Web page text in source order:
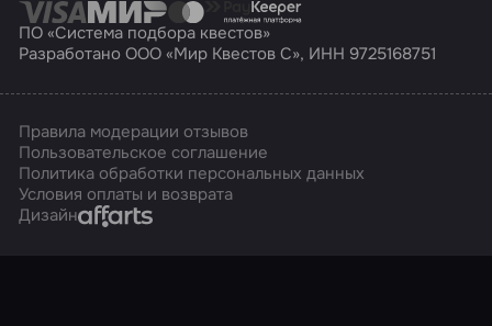
ПО «Система подбора квестов»
Разработано ООО «Мир Квестов С», ИНН 9725168751
Правила модерации отзывов
Пользовательское соглашение
Политика обработки персональных данных
Условия оплаты и возврата
ДизайнAffarts